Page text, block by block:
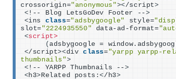
crossorigin="anonymous"></script>
< !-- Blog LetsGoDev Footer -->
<ins class="adsbygoogle" style=
slot= "2224935550" data-ad-format=
<script>
( adsbygoogle =
</script><div class= "yarpp yarpp-
thumbnails">
< !-- YARPP Thumbnails -->
<h3>Related posts:</h3>